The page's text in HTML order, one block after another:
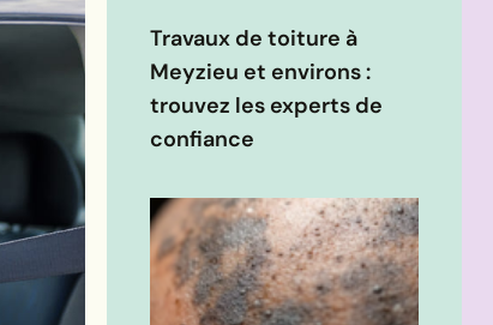
Travaux de toiture à
Meyzieu et environs :
trouvez les experts de
confiance